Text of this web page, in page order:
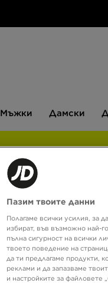
Мъжки Дамски
Пазим твоите данни
Полагаме всички усилия, за
избират, във възможно най-
пълна сигурност на всички
твоето поведение на
да ти предлагаме продукти,
реклами и да запазваме
и настройките за файловете